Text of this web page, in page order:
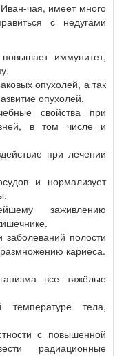
чая, имеет много
с недугами
иммунитет,
опухолей, а так
опухолей.
свойства при
в том числе и
при лечении
и нормализует
заживлению
полости
кариеса.
все тяжёлые
тела,
с повышенной
радиационные